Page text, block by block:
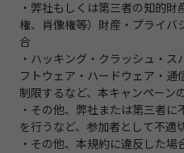
・弊社もしくは第三者の知的
権、肖像権等）財産・プライバ
合
・ハッキング・クラッシュ・
フトウェア・ハードウェア・通
制限するなど、本キャンペーン
・その他、弊社または第三者
を行うなど、参加者として不適
・その他、本規約に違反した場